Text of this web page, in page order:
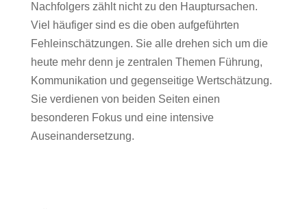
Nachfolgers zählt nicht zu den Hauptursachen.
Viel häufiger sind es die oben aufgeführten
Fehleinschätzungen. Sie alle drehen sich um die
heute mehr denn je zentralen Themen Führung,
Kommunikation und gegenseitige Wertschätzung.
Sie verdienen von beiden Seiten einen
besonderen Fokus und eine intensive
Auseinandersetzung.